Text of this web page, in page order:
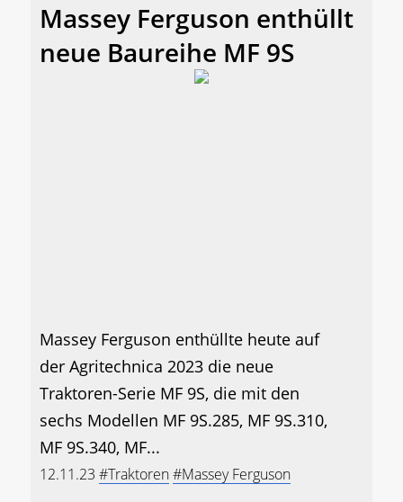
Massey Ferguson enthüllt
neue Baureihe MF 9S
Massey Ferguson enthüllte heute auf
der Agritechnica 2023 die neue
Traktoren-Serie MF 9S, die mit den
sechs Modellen MF 9S.285, MF 9S.310,
MF 9S.340, MF...
12.11.23 #Traktoren#Massey Ferguson